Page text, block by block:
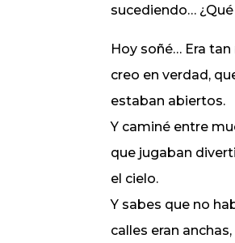
sucediendo… ¿Qué
Hoy soñé… Era
creo en verdad,
estaban abiertos.
Y caminé entre
que jugaban
el cielo.
Y sabes que no
calles eran